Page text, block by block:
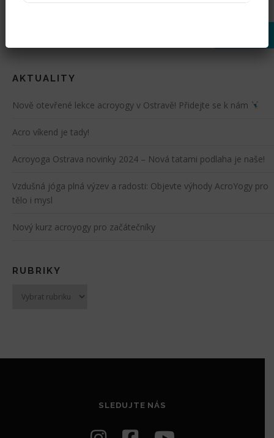
AKTUALITY
Nově otevřené lekce acroyogy v Ostravě! Přidejte se k nám
Acro víkend je tady!
Acroyoga Ostrava novinky 2024 – Nová tatami podlaha je naše!
Vzdušná jóga plná výzev a radosti: Objevte výhody AcroYogy pro
tělo i mysl
Nový kurz acroyogy pro začátečníky
RUBRIKY
SLEDUJTE NÁS